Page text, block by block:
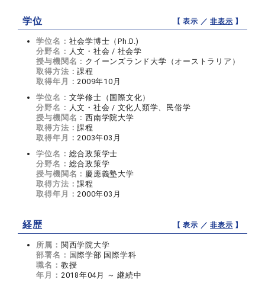
学位 【 表示 ／非表示 】
学位名： 社会学博士（Ph.D.)
分野名： 人文・社会 / 社会学
授与機関名： クイーンズランド大学（オーストラリア）
取得方法：課程
取得年月：2009年10月
学位名： 文学修士（国際文化）
分野名： 人文・社会 / 文化人類学、民俗学
授与機関名：西南学院大学
取得方法：課程
取得年月：2003年03月
学位名： 総合政策学士
分野名： 総合政策学
授与機関名： 慶應義塾大学
取得方法：課程
取得年月：2000年03月
経歴 【 表示 ／非表示 】
所属： 関西学院大学
部署名： 国際学部 国際学科
職名： 教授
年月： 2018年04月 ～ 継続中